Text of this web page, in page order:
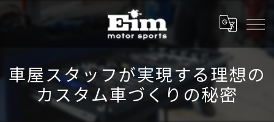
車屋スタッフが実現する理想の
カスタム車づくりの秘密